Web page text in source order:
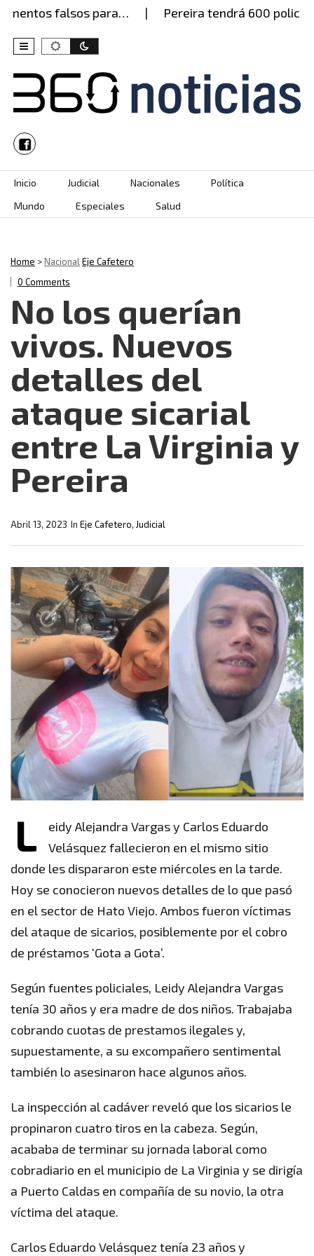
falsos para… Pereira tendrá 600 policías
Skip to content
Inicio Judicial Nacionales
Política
Mundo
Especiales Salud
Home >NacionalEje Cafetero
0 Comments
No los querían
vivos. Nuevos
detalles del
ataque sicarial
entre La Virginia y
Pereira
In Eje Cafetero, Judicial
Abril 13, 2023
L
eidy Alejandra Vargas y Carlos Eduardo
Velásquez fallecieron en el mismo sitio
donde les dispararon este miércoles en la tarde.
Hoy se conocieron nuevos detalles de lo que pasó
en el sector de Hato Viejo. Ambos fueron víctimas
del ataque de sicarios, posiblemente por el cobro
de préstamos ‘Gota a Gota’.
Según fuentes policiales, Leidy Alejandra Vargas
tenía 30 años y era madre de dos niños. Trabajaba
cobrando cuotas de prestamos ilegales y,
supuestamente, a su excompañero sentimental
también lo asesinaron hace algunos años.
La inspección al cadáver reveló que los sicarios le
propinaron cuatro tiros en la cabeza. Según,
acababa de terminar su jornada laboral como
cobradiario en el municipio de La Virginia y se dirigía
a Puerto Caldas en compañía de su novio, la otra
víctima del ataque.
Carlos Eduardo Velásquez tenía 23 años y